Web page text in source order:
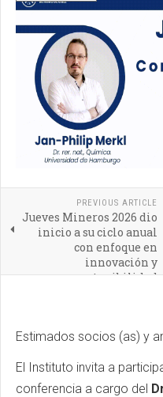
PREVIOUS ARTICLE
Jueves Mineros 2026 dio
inicio a su ciclo anual
con enfoque en
innovación y
sostenibilidad
Estimados socios (as) y
El Instituto invita a
conferencia a cargo del